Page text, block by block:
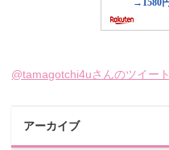
@tamagotchi4uさんのツイート
アーカイブ